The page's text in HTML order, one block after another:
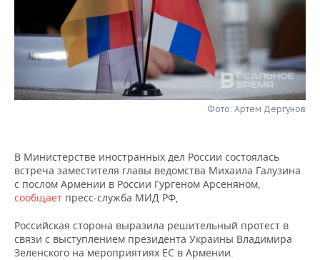
ЭНЕРГЕТИКА
ТРАНСПОРТ
УСЛУГИ
МЕДИА
ТЕЛЕКОММУНИКАЦИИ
НОВОСТИ МЕРОПРИЯТИЙ
ВЫЕЗДНАЯ РЕДАКЦИЯ
БИЗНЕС-БРАНЧИ
НОВОСТИ СПОРТА
ВОЛЕЙБОЛ
КИБЕРСПОРТ
ФИГУРНОЕ КАТАНИЕ
ОБЩЕСТВО
НОВОСТИ ОБЩЕСТВА
ИСТОРИЯ
КУЛЬТУРА
МЕДИЦИНА
СПИСОК ПЕРСОН
СПИСОК КОМПАНИЙ
ПОЛНАЯ ВЕРСИЯ
Фото: Артем Дергунов
В Министерстве иностранных дел России состоялась
встреча заместителя главы ведомства Михаила Галузина
с послом Армении в России Гургеном Арсеняном,
сообщает пресс-служба МИД РФ,
Российская сторона выразила решительный протест в
связи с выступлением президента Украины Владимира
Зеленского на мероприятиях ЕС в Армении.